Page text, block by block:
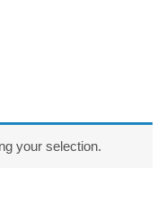
your selection.